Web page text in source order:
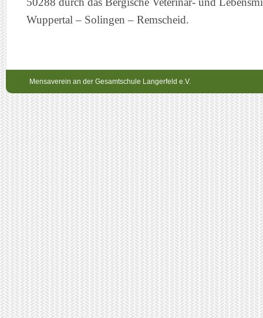
Wuppertal – Solingen – Remscheid.
Mensaverein an der Gesamtschule Langerfeld e.V.